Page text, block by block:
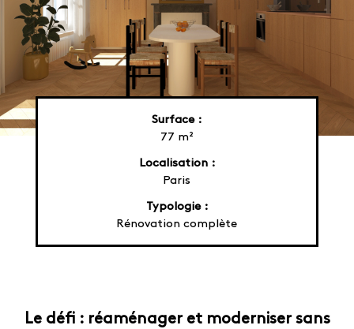
Surface :
77 m²
Localisation :
Paris
Typologie :
Rénovation complète
Le défi : réaménager et moderniser sans